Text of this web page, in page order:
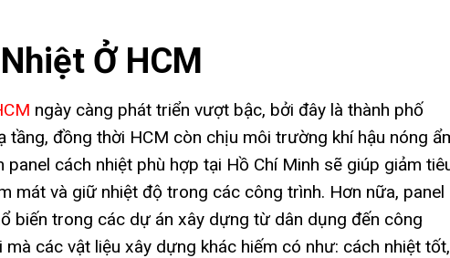
Ở HCM
ngày càng phát triển vượt bậc, bởi đây là thành phố
tầng, đồng thời HCM còn chịu môi trường khí hậu nóng
panel cách nhiệt phù hợp tại Hồ Chí Minh sẽ giúp giảm
mát và giữ nhiệt độ trong các công trình. Hơn nữa, panel
biến trong các dự án xây dựng từ dân dụng đến công
các vật liệu xây dựng khác hiếm có như: cách nhiệt tốt,